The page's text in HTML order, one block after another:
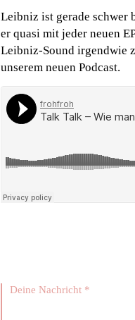
Leibniz ist gerade schwer
er quasi mit jeder neuen
Leibniz-Sound irgendwie
unserem neuen Podcast.